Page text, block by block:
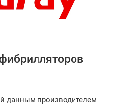
данным производителем